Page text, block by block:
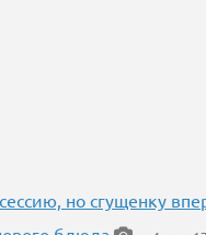
но сгущенку